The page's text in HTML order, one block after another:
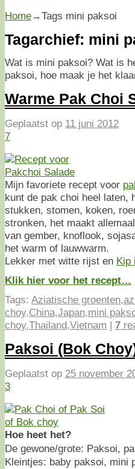
Home→Tags mini paksoi
Tagarchief: mini
Wat is mini paksoi? Wat is
paksoi, hoe maak je het
Warme Pak Choi
Geplaatst op 11 juni 2012
7
Mijn favoriete recept voor
kunt de pak choi heel laten,
stukken, stomen, koken,
stronken, het maakt
van gember, knoflook,
het warm of lauwwarm.
Lekker met witte rijst en Kip
Klik hier voor het recept…
Tags: Aziatische groenten,
choy,China,Japan,mini
choy,Thailand,Vietnam | 7
Paksoi (Bok
Geplaatst op 25 november
3
Hoe heet het?
De gewone/grote: Paksoi,
Kleintjes: baby paksoi, mini